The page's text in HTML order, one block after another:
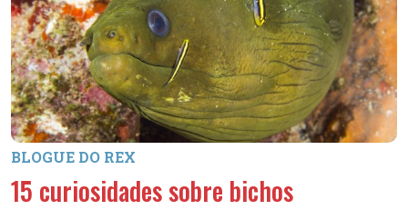
BLOGUE DO REX
15 curiosidades sobre bichos